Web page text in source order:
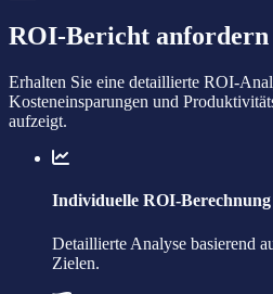
ROI-Bericht anfordern
Erhalten Sie eine detaillierte ROI-
Kosteneinsparungen und
aufzeigt.
Individuelle ROI-Berechnung
Detaillierte Analyse basierend
Zielen.